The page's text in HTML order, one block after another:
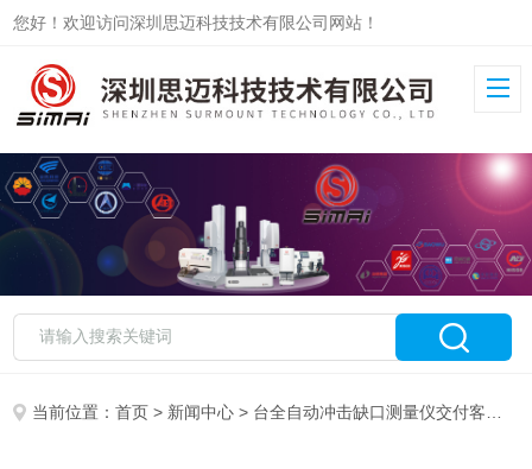
您好！欢迎访问深圳思迈科技技术有限公司网站！
当前位置：首页 > 新闻中心 > 台全自动冲击缺口测量仪交付客户使用